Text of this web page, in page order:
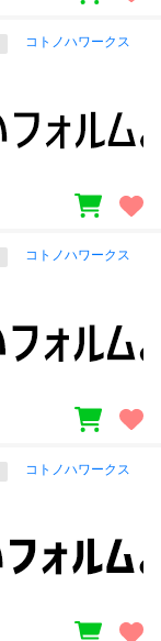
コトノハワークス
コトノハワークス
コトノハワークス